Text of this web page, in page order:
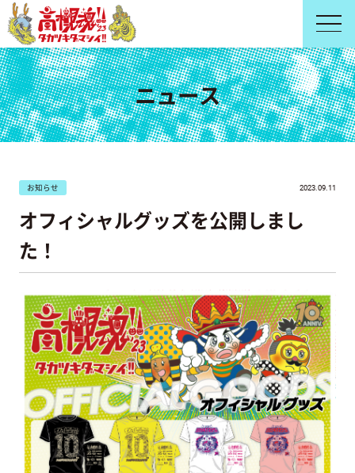
ニュース
お知らせ 2023.09.11
オフィシャルグッズを公開しまし
た！